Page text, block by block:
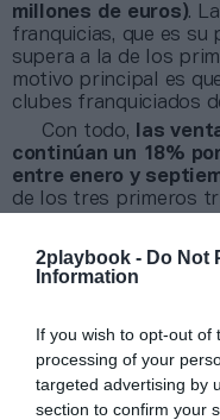
2playbook - Do Not
Information
If you wish to opt-out of
processing of your
targeted advertising by
section to confirm your
millones de euros).
franquicias, que es su
supera a la de los
motivo principal es
clubes franquiciados
Con todo,
las
continúan un 18%
entre enero y
de los tres primeros
instalaciones en
Añadir
de forma gratuita
Mantente informado